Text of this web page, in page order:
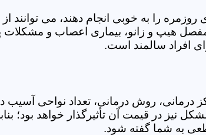
را به خوبی انجام دهند، می توانند از
هیپ و زانو، بیماری اعصاب و مشکلات
افراد سالمند است.
درمانی، روش درمانی، تعداد نواحی
نیز در قیمت آن تأثیرگذار خواهد بود؛
به شما گفته شود.